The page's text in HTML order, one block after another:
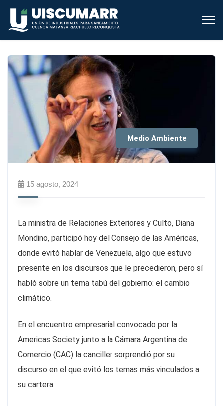
Medio Ambiente
15 agosto, 2024
La ministra de Relaciones Exteriores y Culto, Diana
Mondino, participó hoy del Consejo de las Américas,
donde evitó hablar de Venezuela, algo que estuvo
presente en los discursos que le precedieron, pero sí
habló sobre un tema tabú del gobierno: el cambio
climático.
En el encuentro empresarial convocado por la
Americas Society junto a la Cámara Argentina de
Comercio (CAC) la canciller sorprendió por su
discurso en el que evitó los temas más vinculados a
su cartera.